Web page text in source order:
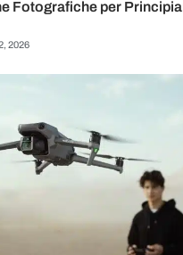
Fotografiche per
2026